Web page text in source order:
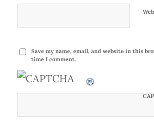
Save my name, email, and website in this
time I comment.